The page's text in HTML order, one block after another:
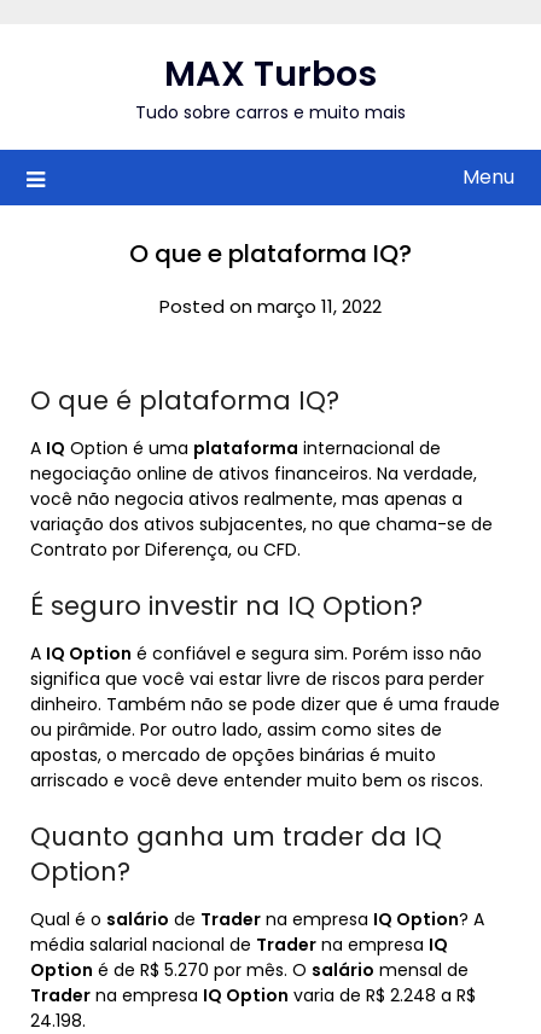
MAX Turbos
Tudo sobre carros e muito mais
Menu
O que e plataforma IQ?
Posted on março 11, 2022
O que é plataforma IQ?
A IQ Option é uma plataforma internacional de
negociação online de ativos financeiros. Na verdade,
você não negocia ativos realmente, mas apenas a
variação dos ativos subjacentes, no que chama-se de
Contrato por Diferença, ou CFD.
É seguro investir na IQ Option?
A IQ Option é confiável e segura sim. Porém isso não
significa que você vai estar livre de riscos para perder
dinheiro. Também não se pode dizer que é uma fraude
ou pirâmide. Por outro lado, assim como sites de
apostas, o mercado de opções binárias é muito
arriscado e você deve entender muito bem os riscos.
Quanto ganha um trader da IQ
Option?
Qual é o salário de Trader na empresa IQ Option? A
média salarial nacional de Trader na empresa IQ
Option é de R$ 5.270 por mês. O salário mensal de
Trader na empresa IQ Option varia de R$ 2.248 a R$
24.198.